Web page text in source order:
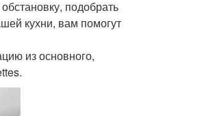
подобрать
кухни, вам помогут
из основного,